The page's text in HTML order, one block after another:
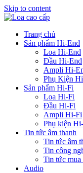
Skip to content
Trang chủ
Sản phẩm Hi-End
Loa Hi-End
Đầu Hi-End
Ampli Hi-
Phụ Kiện
Sản phẩm Hi-Fi
Loa Hi-Fi
Đầu Hi-Fi
Ampli Hi-Fi
Phụ kiện
Tin tức âm thanh
Tin tức âm
Tin công
Tin tức mua
Audio